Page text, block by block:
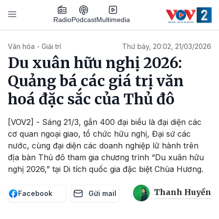
Nhảy đến nội dung
RadioPodcastMultimedia
Văn hóa - Giải trí Thứ bảy, 20:02, 21/03/2026
Du xuân hữu nghị 2026:
Quảng bá các giá trị văn
hoá đặc sắc của Thủ đô
[VOV2] - Sáng 21/3, gần 400 đại biểu là đại diện các
cơ quan ngoại giao, tổ chức hữu nghị, Đại sứ các
nước, cùng đại diện các doanh nghiệp lữ hành trên
địa bàn Thủ đô tham gia chương trình “Du xuân hữu
nghị 2026,” tại Di tích quốc gia đặc biệt Chùa Hương.
Facebook Gửi mail Thanh Huyền